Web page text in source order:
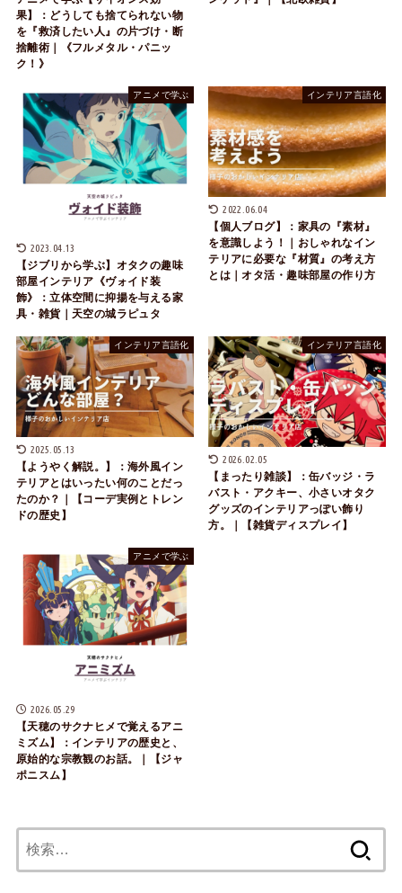
果】：どうしても捨てられない物
を『救済したい人』の片づけ・断
捨離術｜《フルメタル・パニッ
ク！》
アニメで学ぶ
2023.04.13
【ジブリから学ぶ】オタクの趣味
部屋インテリア《ヴォイド装
飾》：立体空間に抑揚を与える家
具・雑貨｜天空の城ラピュタ
インテリア言語化
2022.06.04
【個人ブログ】：家具の『素材』
を意識しよう！｜おしゃれなイン
テリアに必要な『材質』の考え方
とは｜オタ活・趣味部屋の作り方
インテリア言語化
2025.05.13
【ようやく解説。】：海外風イン
テリアとはいったい何のことだっ
たのか？｜【コーデ実例とトレン
ドの歴史】
インテリア言語化
2026.02.05
【まったり雑談】：缶バッジ・ラ
バスト・アクキー、小さいオタク
グッズのインテリアっぽい飾り
方。｜【雑貨ディスプレイ】
アニメで学ぶ
2026.05.29
【天穂のサクナヒメで覚えるアニ
ミズム】：インテリアの歴史と、
原始的な宗教観のお話。｜【ジャ
ポニスム】
索: